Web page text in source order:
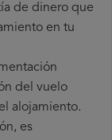
de dinero que
en tu
del vuelo
alojamiento.
es